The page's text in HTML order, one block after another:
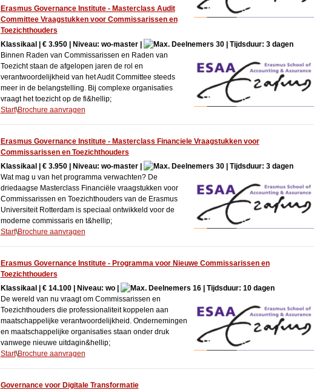
Erasmus Governance Institute - Masterclass Audit
Committee Vraagstukken voor Commissarissen en
Toezichthouders
Klassikaal | € 3.950 | Niveau: wo-master |
30 | Tijdsduur: 3 dagen
Binnen Raden van Commissarissen en Raden van
Toezicht staan de afgelopen jaren de rol en
verantwoordelijkheid van het Audit Committee steeds
meer in de belangstelling. Bij complexe organisaties
vraagt het toezicht op de fi&hellip;
Start\Brochure aanvragen
Erasmus Governance Institute - Masterclass Financiele Vraagstukken voor
Commissarissen en Toezichthouders
Klassikaal | € 3.950 | Niveau: wo-master |
30 | Tijdsduur: 3 dagen
Wat mag u van het programma verwachten? De
driedaagse Masterclass Financiële vraagstukken voor
Commissarissen en Toezichthouders van de Erasmus
Universiteit Rotterdam is speciaal ontwikkeld voor de
moderne commissaris en t&hellip;
Start\Brochure aanvragen
Erasmus Governance Institute - Programma voor Nieuwe Commissarissen en
Toezichthouders
Klassikaal | € 14.100 | Niveau: wo |
16 | Tijdsduur: 10 dagen
De wereld van nu vraagt om Commissarissen en
Toezichthouders die professionaliteit koppelen aan
maatschappelijke verantwoordelijkheid. Ondernemingen
en maatschappelijke organisaties staan onder druk
vanwege nieuwe uitdagin&hellip;
Start\Brochure aanvragen
Governance voor Digitale Transformatie